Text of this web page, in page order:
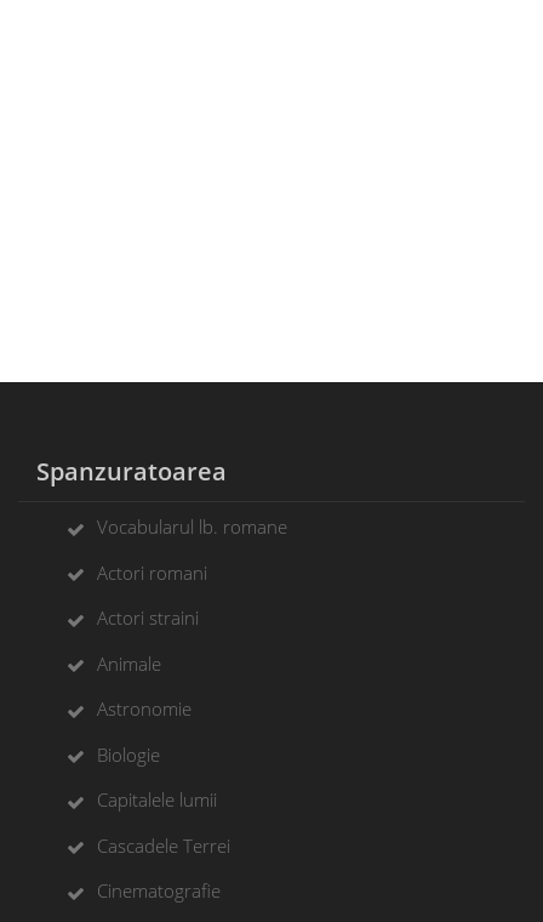
Spanzuratoarea
Vocabularul lb. romane
Actori romani
Actori straini
Animale
Astronomie
Biologie
Capitalele lumii
Cascadele Terrei
Cinematografie